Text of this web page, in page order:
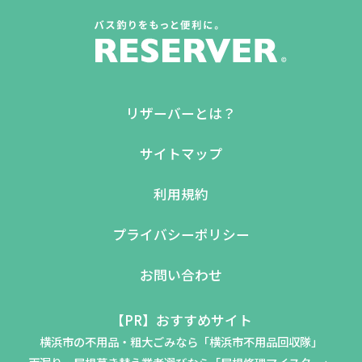
リザーバーとは？
サイトマップ
利用規約
プライバシーポリシー
お問い合わせ
【PR】おすすめサイト
横浜市の不用品・粗大ごみなら「横浜市不用品回収隊」